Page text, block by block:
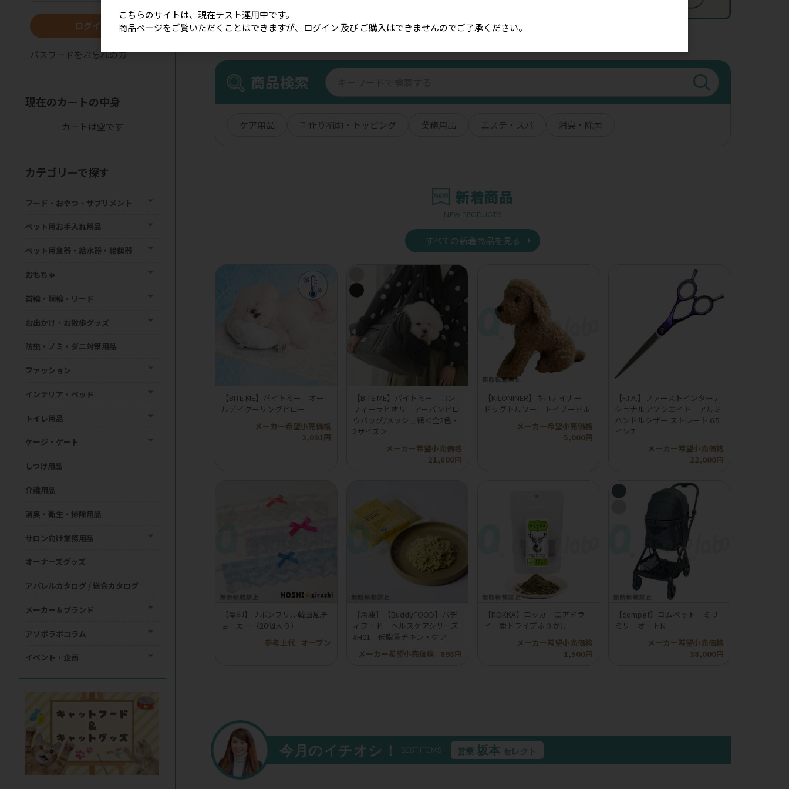
商品検索
ケア用品 手作り補助・トッピング 業務用品 エステ・スパ 消臭・除菌
新着商品
NEW PRODUCTS
すべての新着商品を見る
【BITE ME】バイトミー オー
ルデイクーリングピロー
メーカー希望小売価格
2,091円
【BITE ME】バイトミー コン
フィーラビオリ アーバンピロ
ウバッグ/メッシュ網＜全2色・
2サイズ＞
メーカー希望小売価格
21,600円
【KILONINER】キロナイナー
ドッグトルソー トイプードル
メーカー希望小売価格
5,000円
【F.I.A.】ファーストインターナ
ショナルアソシエイト アルミ
ハンドルシザー ストレート 6.5
インチ
メーカー希望小売価格
22,000円
【星印】リボンフリル韓国風チ
ョーカー（20個入り）
参考上代
オープン
［冷凍］【BuddyFOOD】バデ
ィフード ヘルスケアシリーズ
#H01 低脂質チキン・ケア
メーカー希望小売価格
898円
【ROKKA】ロッカ エアドラ
イ 鹿トライプふりかけ
メーカー希望小売価格
1,500円
【compet】コムペット ミリ
ミリ オートN
メーカー希望小売価格
38,000円
今月のイチオシ！ BEST ITEMS 営業 坂本 セレクト
ログイン
パスワードをお忘れの方
現在のカートの中身
カートは空です
カテゴリーで探す
フード・おやつ・サプリメント
ペット用お手入れ用品
ペット用食器・給水器・給餌器
おもちゃ
首輪・胴輪・リード
お出かけ・お散歩グッズ
防虫・ノミ・ダニ対策用品
ファッション
インテリア・ベッド
トイレ用品
ケージ・ゲート
しつけ用品
介護用品
消臭・衛生・掃除用品
サロン向け業務用品
オーナーズグッズ
アパレルカタログ / 総合カタログ
メーカー＆ブランド
アソボラボコラム
イベント・企画
こちらのサイトは、現在テスト運用中です。
商品ページをご覧いただくことはできますが、ログイン 及び ご購入はできませんのでご了承ください。